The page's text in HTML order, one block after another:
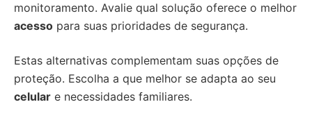
monitoramento. Avalie qual solução oferece o melhor
acesso para suas prioridades de segurança.
Estas alternativas complementam suas opções de
proteção. Escolha a que melhor se adapta ao seu
celular e necessidades familiares.